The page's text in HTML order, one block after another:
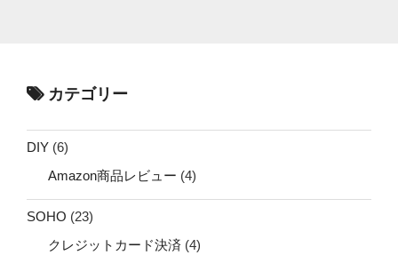
カテゴリー
DIY (6)
Amazon商品レビュー (4)
SOHO (23)
クレジットカード決済 (4)